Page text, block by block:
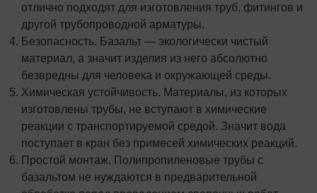
отлично подходят для изготовления труб, фитингов и
другой трубопроводной арматуры.
Безопасность. Базальт — экологически чистый
материал, а значит изделия из него абсолютно
безвредны для человека и окружающей среды.
Химическая устойчивость. Материалы, из которых
изготовлены трубы, не вступают в химические
реакции с транспортируемой средой. Значит вода
поступает в кран без примесей химических реакций.
Простой монтаж. Полипропиленовые трубы с
базальтом не нуждаются в предварительной